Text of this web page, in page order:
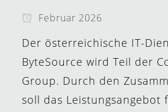
Februar 2026
Der österreichische IT-
ByteSource wird Teil der
Group. Durch den
soll das Leistungsangebot